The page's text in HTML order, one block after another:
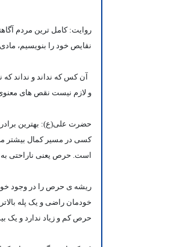
روایت:کامل ترین مردم
نقایص خود را بنویسیم،
آن کس که نداند و نداند که
و لازم نیست نقص های
حضرت علی(ع): بهترین
کسی در مسیر کمال بیشتر
است. حرص یعنی ناراحتی به
ریشه ی حرص را در وجود خود
خودمان راضی و یک پله
حرص کم و زیاد ندارد و یک